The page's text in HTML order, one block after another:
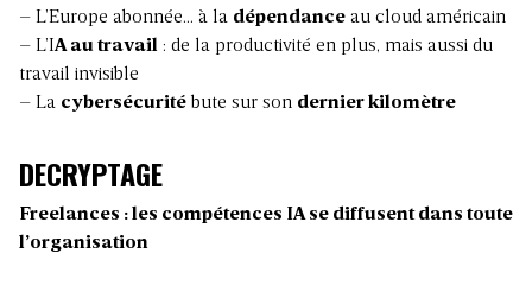
– L’Europe abonnée… à la dépendance au cloud américain
– L’IA au travail : de la productivité en plus, mais aussi du
travail invisible
– La cybersécurité bute sur son dernier kilomètre
DECRYPTAGE
Freelances : les compétences IA se diffusent dans toute
l’organisation